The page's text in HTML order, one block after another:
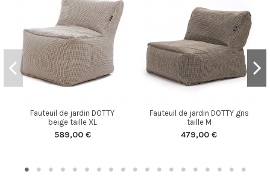
Fauteuil de jardin DOTTY
beige taille XL
589,00 €
Fauteuil de jardin DOTTY gris
taille M
479,00 €